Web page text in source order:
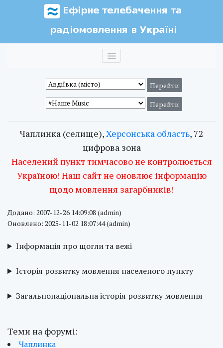
Чаплинка (селище),Херсонська область, 72
цифрова зона
Населений пункт тимчасово не контролюється
Україною! Наш сайт не оновлює інформацію
щодо мовлення загарбників!
Додано: 2007-12-26 14:09:08 (admin)
Оновлено: 2025-11-02 18:07:44 (admin)
Інформація про щогли та вежі
Історія розвитку мовлення населеного пункту
Загальнонаціональна історія розвитку мовлення
Теми на форумі:
Чаплинка